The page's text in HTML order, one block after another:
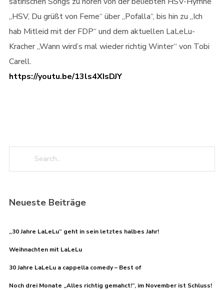
„HSV, Du grüßt von Ferne“ über „Pofalla“, bis hin zu „Ich
hab Mitleid mit der FDP“ und dem aktuellen LaLeLu-
Kracher „Wann wird’s mal wieder richtig Winter“ von Tobi
Carell.
https://youtu.be/13ls4XIsDJY
Neueste Beiträge
„30 Jahre LaLeLu“ geht in sein letztes halbes Jahr!
Weihnachten mit LaLeLu
30 Jahre LaLeLu a cappella comedy – Best of
Noch drei Monate „Alles richtig gemahct!“, im November ist Schluss!